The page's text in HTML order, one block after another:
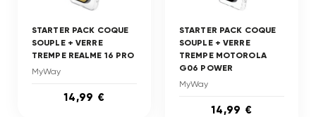
STARTER PACK COQUE
SOUPLE + VERRE
TREMPE REALME 16 PRO
MyWay
14,99 €
STARTER PACK COQUE
SOUPLE + VERRE
TREMPE MOTOROLA
G06 POWER
MyWay
14,99 €